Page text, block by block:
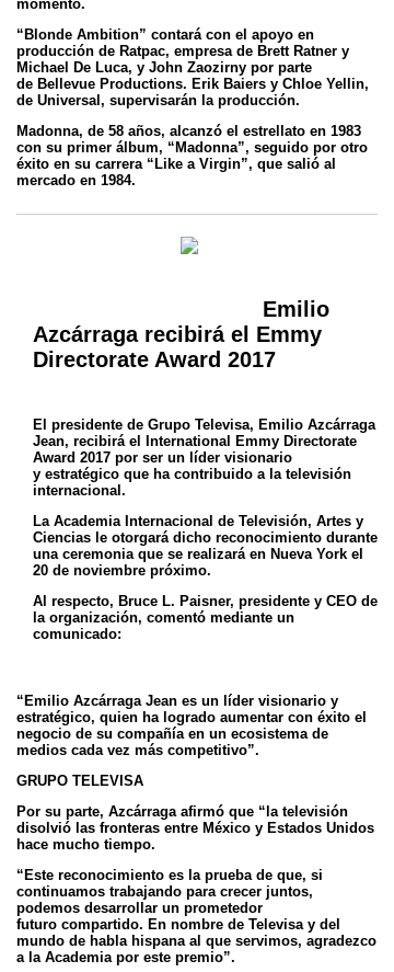
momento.
“Blonde Ambition” contará con el apoyo en
producción de Ratpac, empresa de Brett Ratner y
Michael De Luca, y John Zaozirny por parte
de Bellevue Productions. Erik Baiers y Chloe Yellin,
de Universal, supervisarán la producción.
Madonna, de 58 años, alcanzó el estrellato en 1983
con su primer álbum, “Madonna”, seguido por otro
éxito en su carrera “Like a Virgin”, que salió al
mercado en 1984.
Emilio
Azcárraga recibirá el Emmy
Directorate Award 2017
El presidente de Grupo Televisa, Emilio Azcárraga
Jean, recibirá el International Emmy Directorate
Award 2017 por ser un líder visionario
y estratégico que ha contribuido a la televisión
internacional.
La Academia Internacional de Televisión, Artes y
Ciencias le otorgará dicho reconocimiento durante
una ceremonia que se realizará en Nueva York el
20 de noviembre próximo.
Al respecto, Bruce L. Paisner, presidente y CEO de
la organización, comentó mediante un
comunicado:
“Emilio Azcárraga Jean es un líder visionario y
estratégico, quien ha logrado aumentar con éxito el
negocio de su compañía en un ecosistema de
medios cada vez más competitivo”.
GRUPO TELEVISA
Por su parte, Azcárraga afirmó que “la televisión
disolvió las fronteras entre México y Estados Unidos
hace mucho tiempo.
“Este reconocimiento es la prueba de que, si
continuamos trabajando para crecer juntos,
podemos desarrollar un prometedor
futuro compartido. En nombre de Televisa y del
mundo de habla hispana al que servimos, agradezco
a la Academia por este premio”.